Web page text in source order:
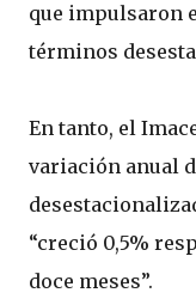
que impulsaron
términos
En tanto, el
variación anual
“creció 0,5%
doce meses”.